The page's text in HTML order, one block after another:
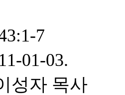
7
01-03.
성자 목사